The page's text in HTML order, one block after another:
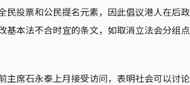
民投票和公民提名元素，因此倡议港人在后政
本法不合时宜的条文，如取消立法会分组点
主席石永泰上月接受访问，表明社会可以讨论